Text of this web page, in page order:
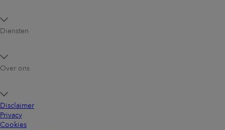
Diensten
Over ons
Disclaimer
Privacy
Cookies